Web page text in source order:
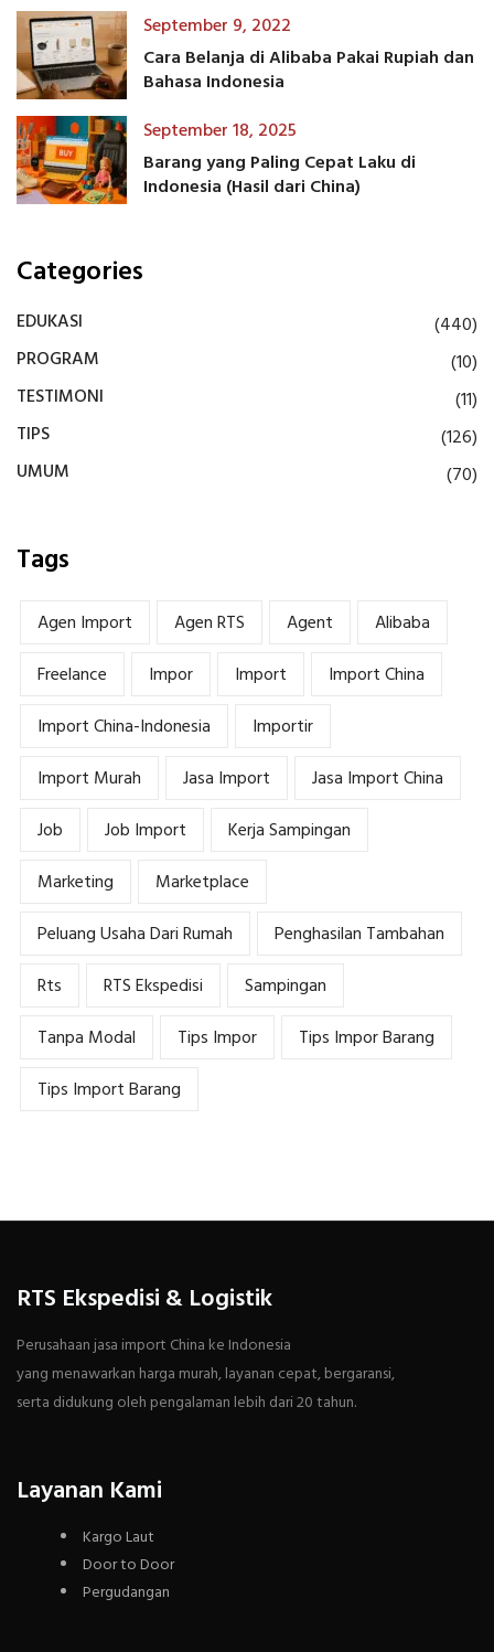
September 9, 2022
Cara Belanja di Alibaba Pakai Rupiah dan
Bahasa Indonesia
September 18, 2025
Barang yang Paling Cepat Laku di
Indonesia (Hasil dari China)
Categories
EDUKASI
(440)
PROGRAM
(10)
TESTIMONI
(11)
TIPS
(126)
UMUM
(70)
Tags
Agen Import Agen RTS Agent
Alibaba
Freelance
Impor Import
Import China
Import China-Indonesia
Importir
Import Murah
Jasa Import
Jasa Import China
Job
Job Import
Kerja Sampingan
Marketing
Marketplace
Peluang Usaha Dari Rumah
Penghasilan Tambahan
Rts
RTS Ekspedisi
Sampingan
Tanpa Modal
Tips Impor
Tips Impor Barang
Tips Import Barang
RTS Ekspedisi & Logistik
Perusahaan jasa import China ke Indonesia
yang menawarkan harga murah, layanan cepat, bergaransi,
serta didukung oleh pengalaman lebih dari 20 tahun.
Layanan Kami
Kargo Laut
Door to Door
Pergudangan